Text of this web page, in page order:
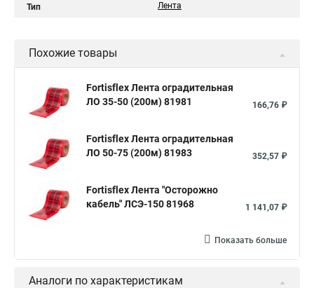
Тип Лента
Похожие товары
Fortisflex Лента оградительная
ЛО 35-50 (200м) 81981
166,76 ₽
Fortisflex Лента оградительная
ЛО 50-75 (200м) 81983
352,57 ₽
Fortisflex Лента "Осторожно
кабель" ЛСЭ-150 81968
1 141,07 ₽
Показать больше
Аналоги по характеристикам